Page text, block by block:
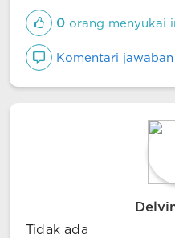
0 orang menyukai
Komentari jawaban
Tidak ada